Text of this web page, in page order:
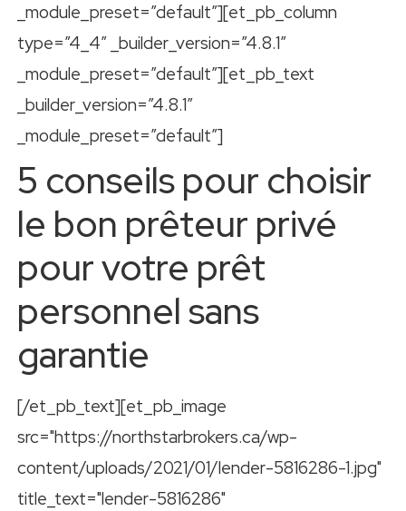
_module_preset=”default”][et_pb_column
type=”4_4″ _builder_version=”4.8.1″
_module_preset=”default”][et_pb_text
_builder_version=”4.8.1″
_module_preset=”default”]
5 conseils pour choisir
le bon prêteur privé
pour votre prêt
personnel sans
garantie
[/et_pb_text][et_pb_image
src="https://northstarbrokers.ca/wp-
content/uploads/2021/01/lender-5816286-1.jpg"
title_text="lender-5816286"